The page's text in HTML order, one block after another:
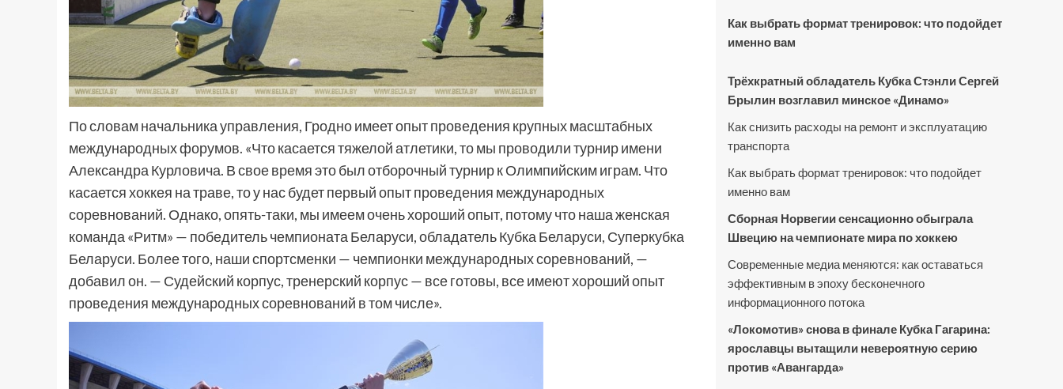
По словам начальника управления, Гродно имеет опыт проведения крупных масштабных
международных форумов. «Что касается тяжелой атлетики, то мы проводили турнир имени
Александра Курловича. В свое время это был отборочный турнир к Олимпийским играм. Что
касается хоккея на траве, то у нас будет первый опыт проведения международных
соревнований. Однако, опять-таки, мы имеем очень хороший опыт, потому что наша женская
команда «Ритм» — победитель чемпионата Беларуси, обладатель Кубка Беларуси, Суперкубка
Беларуси. Более того, наши спортсменки — чемпионки международных соревнований, —
добавил он. — Судейский корпус, тренерский корпус — все готовы, все имеют хороший опыт
проведения международных соревнований в том числе».
Как выбрать формат тренировок: что подойдет
именно вам
Трёхкратный обладатель Кубка Стэнли Сергей
Брылин возглавил минское «Динамо»
Как снизить расходы на ремонт и эксплуатацию
транспорта
Как выбрать формат тренировок: что подойдет
именно вам
Сборная Норвегии сенсационно обыграла
Швецию на чемпионате мира по хоккею
Современные медиа меняются: как оставаться
эффективным в эпоху бесконечного
информационного потока
«Локомотив» снова в финале Кубка Гагарина:
ярославцы вытащили невероятную серию
против «Авангарда»